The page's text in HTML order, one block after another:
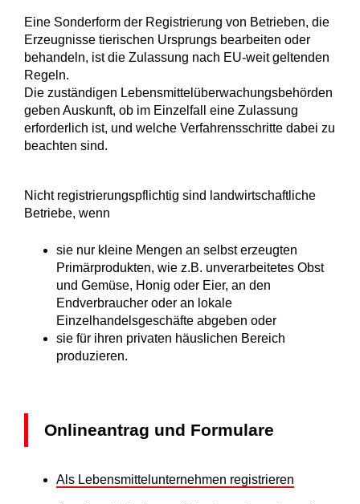
Eine Sonderform der Registrierung von Betrieben, die
Erzeugnisse tierischen Ursprungs bearbeiten oder
behandeln, ist die Zulassung nach EU-weit geltenden
Regeln.
Die zuständigen Lebensmittelüberwachungsbehörden
geben Auskunft, ob im Einzelfall eine Zulassung
erforderlich ist, und welche Verfahrensschritte dabei zu
beachten sind.
Nicht registrierungspflichtig sind landwirtschaftliche
Betriebe, wenn
sie nur kleine Mengen an selbst erzeugten
Primärprodukten, wie z.B. unverarbeitetes Obst
und Gemüse, Honig oder Eier, an den
Endverbraucher oder an lokale
Einzelhandelsgeschäfte abgeben oder
sie für ihren privaten häuslichen Bereich
produzieren.
Onlineantrag und Formulare
Als Lebensmittelunternehmen registrieren